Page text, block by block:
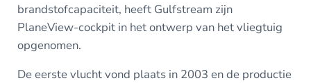
brandstofcapaciteit, heeft Gulfstream zijn
PlaneView-cockpit in het ontwerp van het vliegtuig
opgenomen.
De eerste vlucht vond plaats in 2003 en de productie